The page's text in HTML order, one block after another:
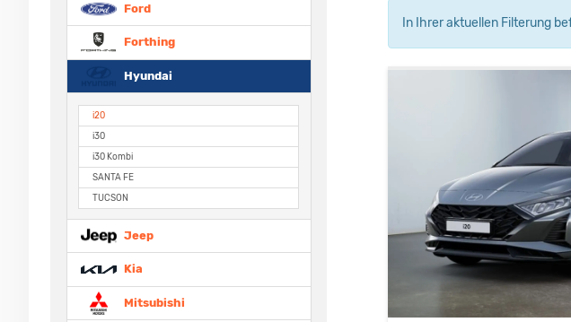
In Ihrer aktuellen Filterung
Ford
Forthing
Hyundai
i20
i30
i30 Kombi
SANTA FE
TUCSON
Jeep
Kia
Mitsubishi